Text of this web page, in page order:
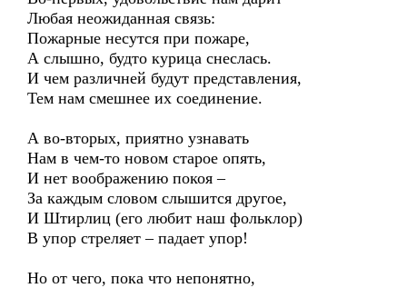
Любая неожиданная связь:
Пожарные несутся при пожаре,
А слышно, будто курица снеслась.
И чем различней будут представления,
Тем нам смешнее их соединение.
А во-вторых, приятно узнавать
Нам в чем-то новом старое опять,
И нет воображению покоя –
За каждым словом слышится другое,
И Штирлиц (его любит наш фольклор)
В упор стреляет – падает упор!
Но от чего, пока что непонятно,